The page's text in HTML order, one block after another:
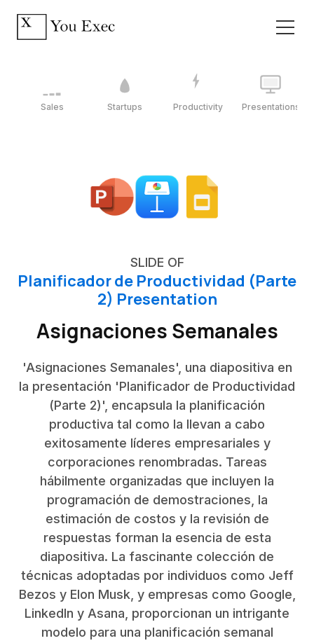
Sales Startups Productivity Presentations
SLIDE OF
Planificador de Productividad (Parte
2) Presentation
Asignaciones Semanales
'Asignaciones Semanales', una diapositiva en
la presentación 'Planificador de Productividad
(Parte 2)', encapsula la planificación
productiva tal como la llevan a cabo
exitosamente líderes empresariales y
corporaciones renombradas. Tareas
hábilmente organizadas que incluyen la
programación de demostraciones, la
estimación de costos y la revisión de
respuestas forman la esencia de esta
diapositiva. La fascinante colección de
técnicas adoptadas por individuos como Jeff
Bezos y Elon Musk, y empresas como Google,
LinkedIn y Asana, proporcionan un intrigante
modelo para una planificación semanal